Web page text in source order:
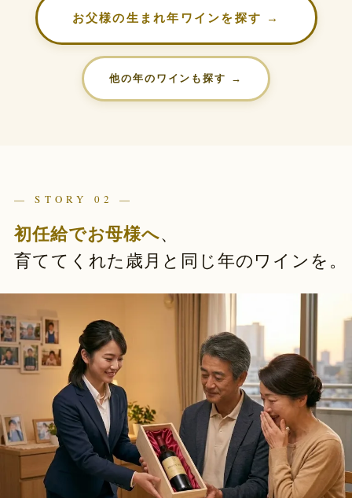
お父様の生まれ年ワインを探す →
他の年のワインも探す →
— STORY 02 —
初任給でお母様へ、
育ててくれた歳月と同じ年のワインを。